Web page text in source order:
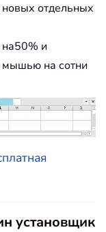
новых отдельных
на50% и
мышью на сотни
установщик